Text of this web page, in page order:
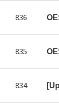
836
835
834